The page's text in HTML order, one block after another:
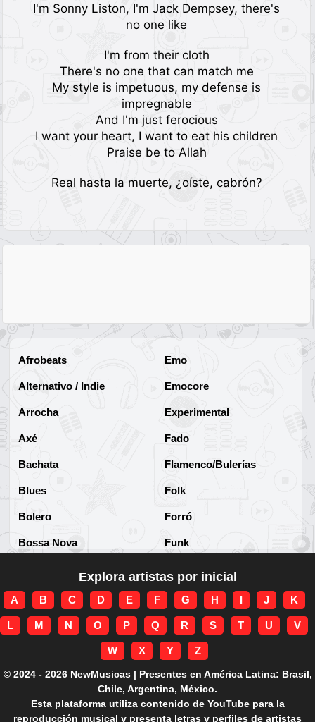
I'm Sonny Liston, I'm Jack Dempsey, there's
no one like
I'm from their cloth
There's no one that can match me
My style is impetuous, my defense is
impregnable
And I'm just ferocious
I want your heart, I want to eat his children
Praise be to Allah
Real hasta la muerte, ¿oíste, cabrón?
Afrobeats
Alternativo / Indie
Arrocha
Axé
Bachata
Blues
Bolero
Bossa Nova
Brega-funk
Cha-Cha
Corridos
Country
Emo
Emocore
Experimental
Fado
Flamenco/Bulerías
Folk
Forró
Funk
Funk Internacional
Gospel/Religioso
Gótico
Grunge
Guarania
Explora artistas por inicial
A B C D E F G H I J K
L M N O P Q R S T U V
W X Y Z
© 2024 - 2026 NewMusicas | Presentes en América Latina: Brasil,
Chile, Argentina, México.
Esta plataforma utiliza contenido de YouTube para la
reproducción musical y presenta letras y perfiles de artistas